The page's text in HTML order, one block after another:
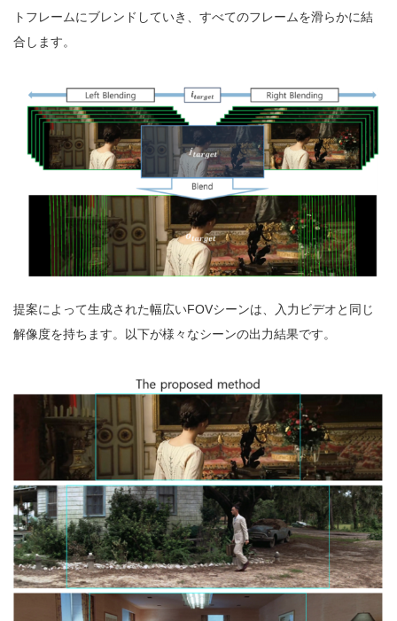
トフレームにブレンドしていき、すべてのフレームを滑らかに結
合します。
提案によって生成された幅広いFOVシーンは、入力ビデオと同じ
解像度を持ちます。以下が様々なシーンの出力結果です。